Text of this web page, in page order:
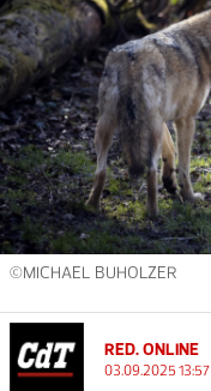
©MICHAEL BUHOLZER
RED. ONLINE
03.09.2025 13:57